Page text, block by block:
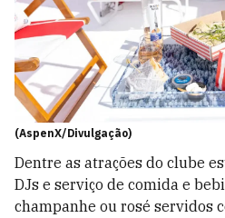
(AspenX/Divulgação)
Dentre as atrações do clube
DJs e serviço de comida e
champanhe ou rosé servidos